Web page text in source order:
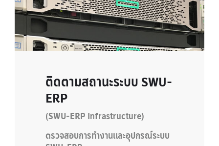
ติดตามสถานะระบบ SWU-
ERP
(SWU-ERP Infrastructure)
ตรวจสอบการทำงานและอุปกรณ์ระบบ